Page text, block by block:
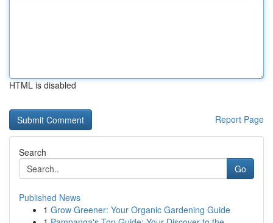
HTML is disabled
Report Page
Search
Go
Published News
1 Grow Greener: Your Organic Gardening Guide